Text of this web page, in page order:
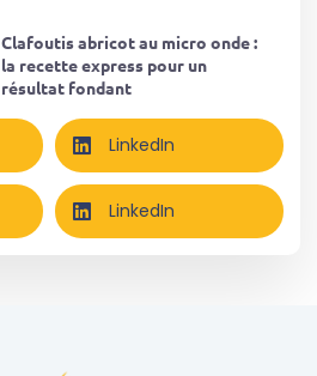
Clafoutis abricot au micro onde :
la recette express pour un
résultat fondant
LinkedIn
LinkedIn